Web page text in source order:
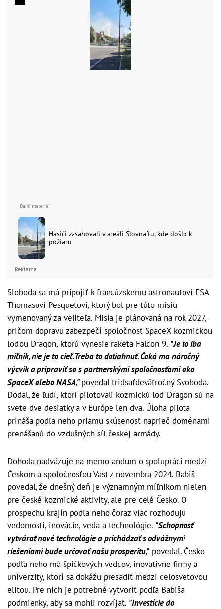
Hasiči zasahovali v areáli Slovnaftu, kde došlo k
požiaru
Reklama
Sloboda sa má pripojiť k francúzskemu astronautovi ESA
Thomasovi Pesquetovi, ktorý bol pre túto misiu
vymenovaný za veliteľa. Misia je plánovaná na rok 2027,
pričom dopravu zabezpečí spoločnosť SpaceX kozmickou
loďou Dragon, ktorú vynesie raketa Falcon 9. "Je to iba
míľnik, nie je to cieľ. Treba to dotiahnuť. Čaká ma náročný
výcvik a pripraviť sa s partnerskými spoločnosťami ako
SpaceX alebo NASA,"povedal tridsaťdeväťročný Svoboda.
Dodal, že ľudí, ktorí pilotovali kozmickú loď Dragon sú na
svete dve desiatky a v Európe len dva. Úloha pilota
prináša podľa neho priamu skúsenosť naprieč doménami
prenášanú do vzdušných síl českej armády.
Dohoda nadväzuje na memorandum o spolupráci medzi
Českom a spoločnosťou Vast z novembra 2024. Babiš
povedal, že dnešný deň je významným míľnikom nielen
pre české kozmické aktivity, ale pre celé Česko. O
prospechu krajín podľa neho čoraz viac rozhodujú
vedomosti, inovácie, veda a technológie. "Schopnosť
vytvárať nové technológie a prichádzať s odvážnymi
riešeniami bude určovať našu prosperitu," povedal. Česko
podľa neho má špičkových vedcov, inovatívne firmy a
univerzity, ktorí sa dokážu presadiť medzi celosvetovou
elitou. Pre nich je potrebné vytvoriť podľa Babiša
podmienky, aby sa mohli rozvíjať. "Investície do